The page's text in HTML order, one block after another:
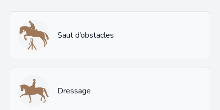
Saut d’obstacles
Dressage